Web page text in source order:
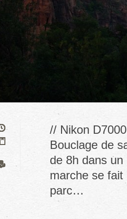
// Nikon
Bouclage de
de 8h dans
marche se fait
parc…